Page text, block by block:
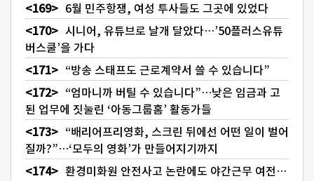
6월 민주항쟁, 여성 투사들도 그곳에 있었다
시니어, 유튜브로 날개 달았다…’50플러스유튜
버스쿨’을 가다
“방송 스태프도 근로계약서 쓸 수 있습니다”
“엄마니까 버틸 수 있습니다”…낮은 임금과 고
된 업무에 짓눌린 ‘아동그룹홈’ 활동가들
“배리어프리영화, 스크린 뒤에선 어떤 일이 벌어
질까?”…‘모두의 영화’가 만들어지기까지
환경미화원 안전사고 논란에도 야간근무 여전…